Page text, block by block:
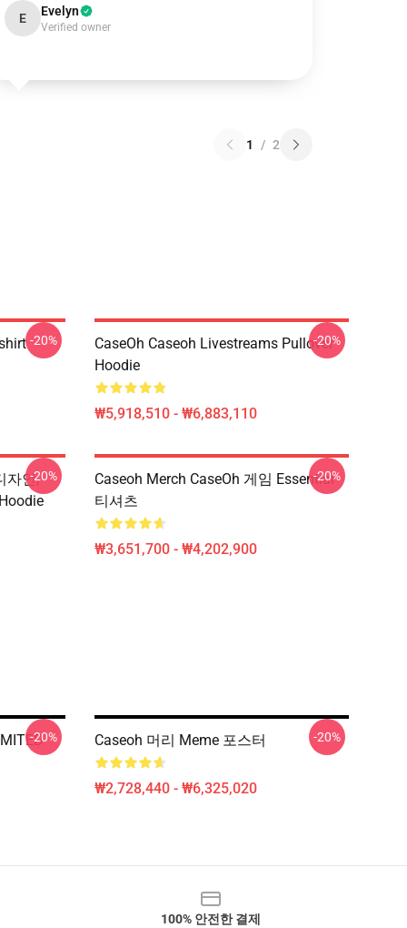
E Evelyn
Verified owner
1 / 2
-20%
CaseOh Caseoh Livestreams Pullover
Hoodie
₩5,918,510 - ₩6,883,110
-20%
자인,-20%
Caseoh Merch CaseOh 게임 Essential
티셔츠
₩3,651,700 - ₩4,202,900
-20%
-20% Caseoh 머리 Meme 포스터
₩2,728,440 - ₩6,325,020
-20%
100% 안전한 결제